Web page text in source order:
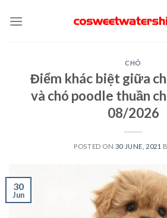
CHÓ
Điểm khác biệt giữa
và chó poodle thuần
08/2026
POSTED ON 30 JUNE, 2021
30
Jun